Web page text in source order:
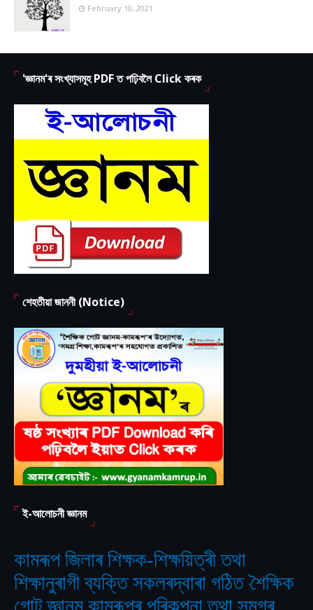
February 10, 2021
'জ্ঞানম'ৰ সংখ্যাসমূহ PDF ত পঢ়িবলৈ Click কৰক
শেহতীয়া জাননী (Notice)
ই-আলোচনী জ্ঞানম
কামৰূপ জিলাৰ শিক্ষক-শিক্ষয়িত্ৰী তথা
শিক্ষানুৰাগী ব্যক্তি সকলৰদ্বাৰা গঠিত‘শৈক্ষিক